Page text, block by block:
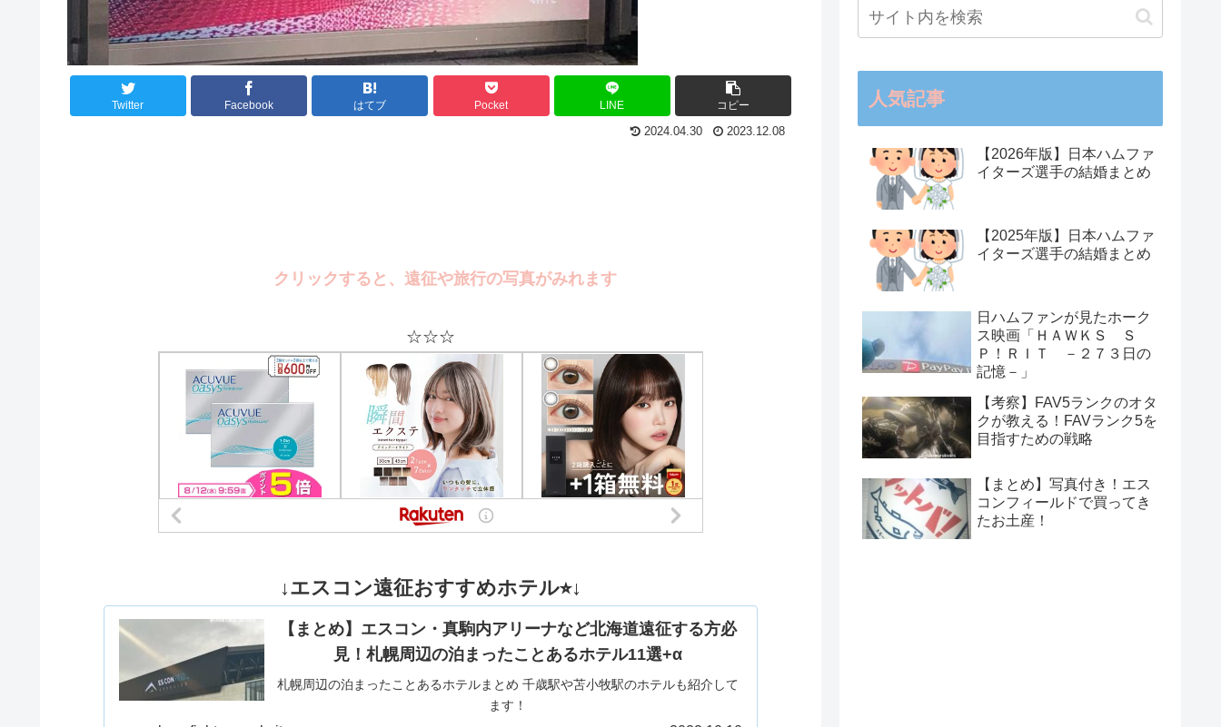
Twitter Facebook はてブ Pocket LINE コピー
2024.04.30 2023.12.08
クリックすると、遠征や旅行の写真がみれます
☆☆☆
↓エスコン遠征おすすめホテル⭐︎↓
【まとめ】エスコン・真駒内アリーナなど北海道遠征する方必
見！札幌周辺の泊まったことあるホテル11選+α
札幌周辺の泊まったことあるホテルまとめ 千歳駅や苫小牧駅のホテルも紹介して
ます！
人気記事
【2026年版】日本ハムファ
イターズ選手の結婚まとめ
【2025年版】日本ハムファ
イターズ選手の結婚まとめ
日ハムファンが見たホーク
ス映画「ＨＡＷＫＳ Ｓ
Ｐ！ＲＩＴ －２７３日の
記憶－」
【考察】FAV5ランクのオタ
クが教える！FAVランク5を
目指すための戦略
【まとめ】写真付き！エス
コンフィールドで買ってき
たお土産！